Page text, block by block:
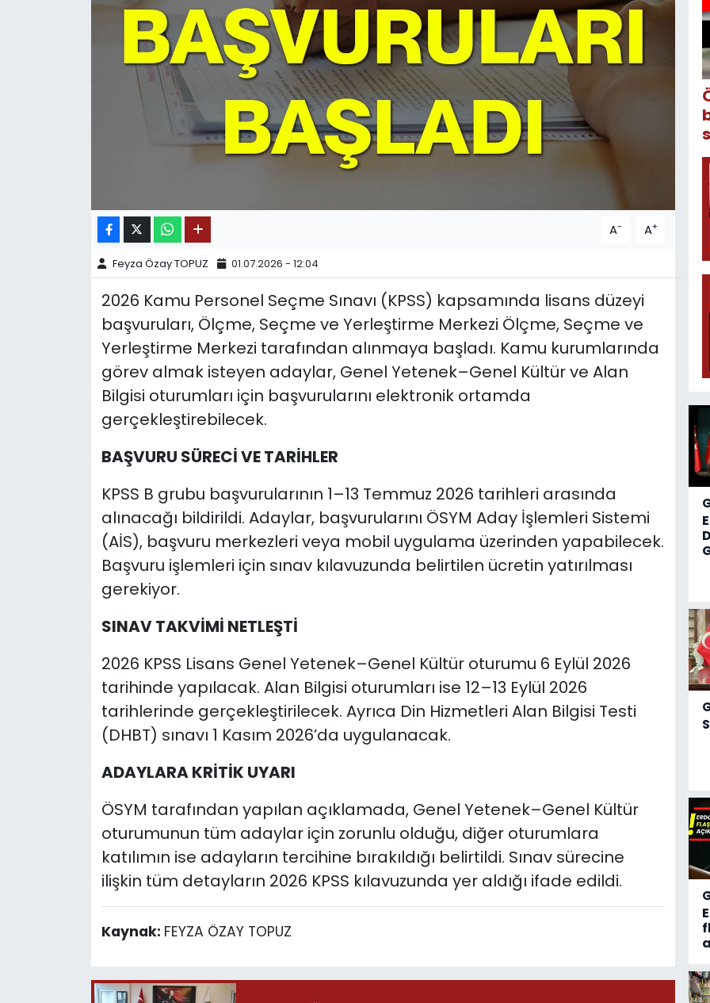
A- A+
Feyza Özay TOPUZ 01.07.2026 - 12:04
2026 Kamu Personel Seçme Sınavı (KPSS) kapsamında lisans düzeyi
başvuruları, Ölçme, Seçme ve Yerleştirme Merkezi Ölçme, Seçme ve
Yerleştirme Merkezi tarafından alınmaya başladı. Kamu kurumlarında
görev almak isteyen adaylar, Genel Yetenek–Genel Kültür ve Alan
Bilgisi oturumları için başvurularını elektronik ortamda
gerçekleştirebilecek.
BAŞVURU SÜRECİ VE TARİHLER
KPSS B grubu başvurularının 1–13 Temmuz 2026 tarihleri arasında
alınacağı bildirildi. Adaylar, başvurularını ÖSYM Aday İşlemleri Sistemi
(AİS), başvuru merkezleri veya mobil uygulama üzerinden yapabilecek.
Başvuru işlemleri için sınav kılavuzunda belirtilen ücretin yatırılması
gerekiyor.
SINAV TAKVİMİ NETLEŞTİ
2026 KPSS Lisans Genel Yetenek–Genel Kültür oturumu 6 Eylül 2026
tarihinde yapılacak. Alan Bilgisi oturumları ise 12–13 Eylül 2026
tarihlerinde gerçekleştirilecek. Ayrıca Din Hizmetleri Alan Bilgisi Testi
(DHBT) sınavı 1 Kasım 2026’da uygulanacak.
ADAYLARA KRİTİK UYARI
ÖSYM tarafından yapılan açıklamada, Genel Yetenek–Genel Kültür
oturumunun tüm adaylar için zorunlu olduğu, diğer oturumlara
katılımın ise adayların tercihine bırakıldığı belirtildi. Sınav sürecine
ilişkin tüm detayların 2026 KPSS kılavuzunda yer aldığı ifade edildi.
Kaynak: FEYZA ÖZAY TOPUZ
11:11 MANŞET